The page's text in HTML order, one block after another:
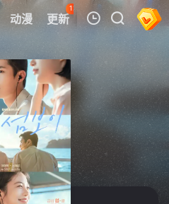
动漫 更新
121
热榜 APP
片的记录